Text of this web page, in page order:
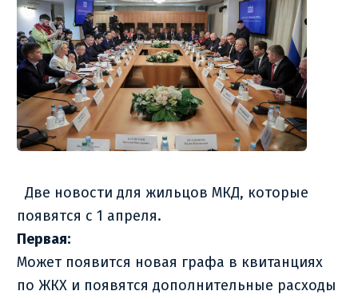
Две новости для жильцов МКД, которые
появятся с 1 апреля.
Первая:
Может появится новая графа в квитанциях
по ЖКХ и появятся дополнительные расходы